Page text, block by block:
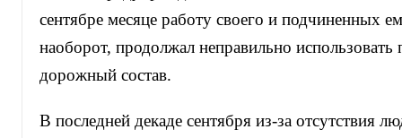
сентябре месяце работу своего и подчиненных
наоборот, продолжал неправильно
дорожный состав.
В последней декаде сентября из-за отсутствия